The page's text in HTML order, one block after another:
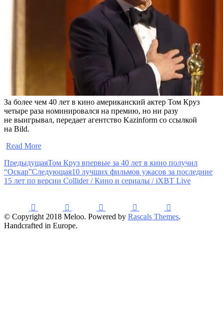
За более чем 40 лет в кино американский актер Том Круз
четыре раза номинировался на премию, но ни разу
не выигрывал, передает агентство Kazinform со ссылкой
на Bild.
Read More
ПредыдущаяТом Круз впервые за 40 лет в кино получил
“Оскар”Следующая10 лучших фильмов ужасов за последние
15 лет по версии Collider / Кино и сериалы / iXBT Live
© Copyright 2018 Meloo. Powered by Rascals Themes.
Handcrafted in Europe.